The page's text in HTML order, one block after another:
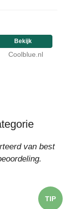
Bekijk
Coolblue.nl
van best
TIP